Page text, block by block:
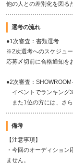
他の人との差別化を図る
選考の流れ
●1次審査：書類選考
※2次選考へのスケジュー
応募〆切前に合格通知を
●2次審査：
イベントでランキング3
また1位の方には、さら
備考
【注意事項】
・今回のオーディショ
ません。